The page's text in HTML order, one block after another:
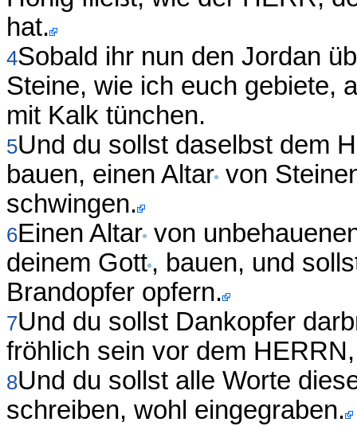
hat.
4Sobald ihr nun den Jordan
Steine, wie ich euch gebiete,
mit Kalk tünchen.
5Und du sollst daselbst dem
bauen, einen Altar von
schwingen.
6Einen Altar von
deinem Gott , bauen, und
Brandopfer opfern.
7Und du sollst Dankopfer
fröhlich sein vor dem
8Und du sollst alle Worte
schreiben, wohl eingegraben.